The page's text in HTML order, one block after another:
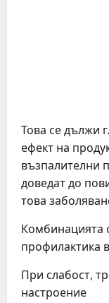
Това се дължи
ефект на
възпалителни
доведат до
това
Комбинацията
профилактика
При слабост,
настроение